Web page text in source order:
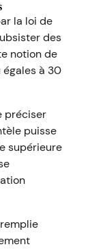
la loi de
des
notion de
à 30
préciser
puisse
supérieure